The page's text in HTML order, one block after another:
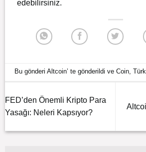
edebilirsiniz.
Bu gönderiAltcoin’ te gönderildi veCoin, Türk
FED’den Önemli Kripto Para
Yasağı: Neleri Kapsıyor?